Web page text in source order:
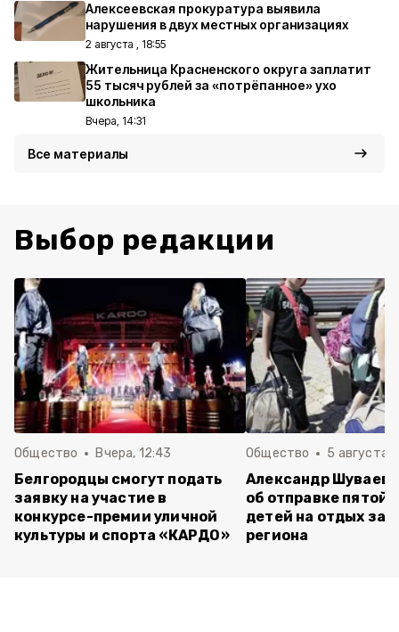
Алексеевская прокуратура выявила
нарушения в двух местных организациях
2 августа , 18:55
Жительница Красненского округа заплатит
55 тысяч рублей за «потрёпанное» ухо
школьника
Вчера, 14:31
Все материалы
Выбор редакции
Общество Вчера, 12:43
Белгородцы смогут подать
заявку на участие в
конкурсе-премии уличной
культуры и спорта «КАРДО»
Общество 5 августа ,
Александр Шуваев
об отправке пятой
детей на отдых за
региона